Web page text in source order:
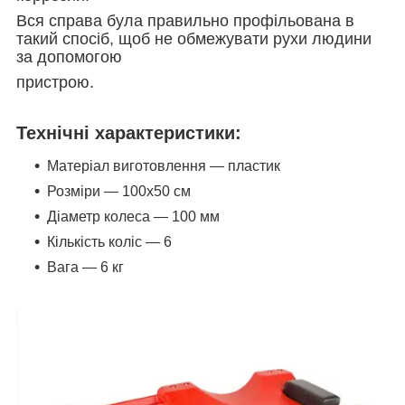
Вся справа була правильно профільована в
такий спосіб, щоб не обмежувати рухи людини
за допомогою
пристрою.
Технічні характеристики:
Матеріал виготовлення — пластик
Розміри — 100х50 см
Діаметр колеса — 100 мм
Кількість коліс — 6
Вага — 6 кг